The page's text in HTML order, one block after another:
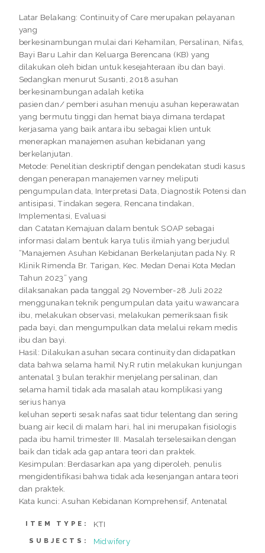
Latar Belakang: Continuity of Care merupakan pelayanan
yang
berkesinambungan mulai dari Kehamilan, Persalinan, Nifas,
Bayi Baru Lahir dan Keluarga Berencana (KB) yang
dilakukan oleh bidan untuk kesejahteraan ibu dan bayi.
Sedangkan menurut Susanti, 2018 asuhan
berkesinambungan adalah ketika
pasien dan/ pemberi asuhan menuju asuhan keperawatan
yang bermutu tinggi dan hemat biaya dimana terdapat
kerjasama yang baik antara ibu sebagai klien untuk
menerapkan manajemen asuhan kebidanan yang
berkelanjutan.
Metode: Penelitian deskriptif dengan pendekatan studi kasus
dengan penerapan manajemen varney meliputi
pengumpulan data, Interpretasi Data, Diagnostik Potensi dan
antisipasi, Tindakan segera, Rencana tindakan,
Implementasi, Evaluasi
dan Catatan Kemajuan dalam bentuk SOAP sebagai
informasi dalam bentuk karya tulis ilmiah yang berjudul
“Manajemen Asuhan Kebidanan Berkelanjutan pada Ny. R
Klinik Rimenda Br. Tarigan, Kec. Medan Denai Kota Medan
Tahun 2023” yang
dilaksanakan pada tanggal 29 November-28 Juli 2022
menggunakan teknik pengumpulan data yaitu wawancara
ibu, melakukan observasi, melakukan pemeriksaan fisik
pada bayi, dan mengumpulkan data melalui rekam medis
ibu dan bayi.
Hasil: Dilakukan asuhan secara continuity dan didapatkan
data bahwa selama hamil Ny.R rutin melakukan kunjungan
antenatal 3 bulan terakhir menjelang persalinan, dan
selama hamil tidak ada masalah atau komplikasi yang
serius hanya
keluhan seperti sesak nafas saat tidur telentang dan sering
buang air kecil di malam hari, hal ini merupakan fisiologis
pada ibu hamil trimester III. Masalah terselesaikan dengan
baik dan tidak ada gap antara teori dan praktek.
Kesimpulan: Berdasarkan apa yang diperoleh, penulis
mengidentifikasi bahwa tidak ada kesenjangan antara teori
dan praktek.
Kata kunci: Asuhan Kebidanan Komprehensif, Antenatal
ITEM TYPE: KTI
SUBJECTS: Midwifery